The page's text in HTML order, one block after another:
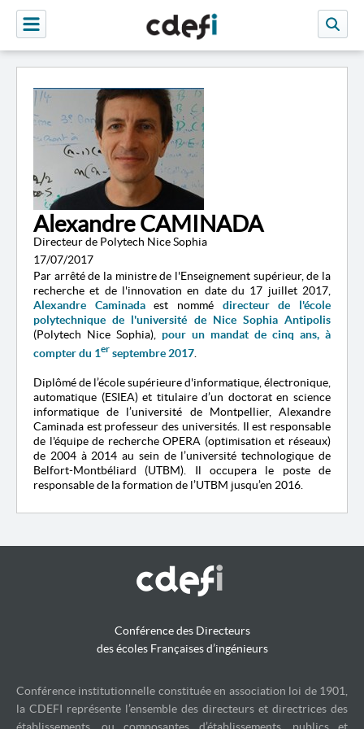
Alexandre CAMINADA
Directeur de Polytech Nice Sophia
17/07/2017
Par arrêté de la ministre de l'Enseignement supérieur, de la
recherche et de l'innovation en date du 17 juillet 2017,
Alexandre Caminadaest nommé directeur de l'école
polytechnique de l'université de Nice Sophia Antipolis
(Polytech Nice Sophia), pour un mandat de cinq ans, à
compter du 1er septembre 2017
Diplômé de l’école supérieure d'informatique, électronique,
automatique (ESIEA) et titulaire d’un doctorat en science
informatique de l’université de Montpellier, Alexandre
Caminada est professeur des universités. Il est responsable
de l'équipe de recherche OPERA (optimisation et réseaux)
de 2004 à 2014 au sein de l’université technologique de
Belfort-Montbéliard (UTBM). Il occupera le poste de
responsable de la formation de l’UTBM jusqu’en 2016.
Conférence des Directeurs
des écoles Françaises d’ingénieurs
Conférence institutionnelle constituée en association loi de 1901,
la CDEFI représente l’ensemble des directeurs et directrices des
établissements, ou composantes d’établissements, publics et